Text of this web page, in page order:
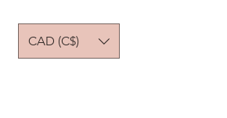
CAD (C$)